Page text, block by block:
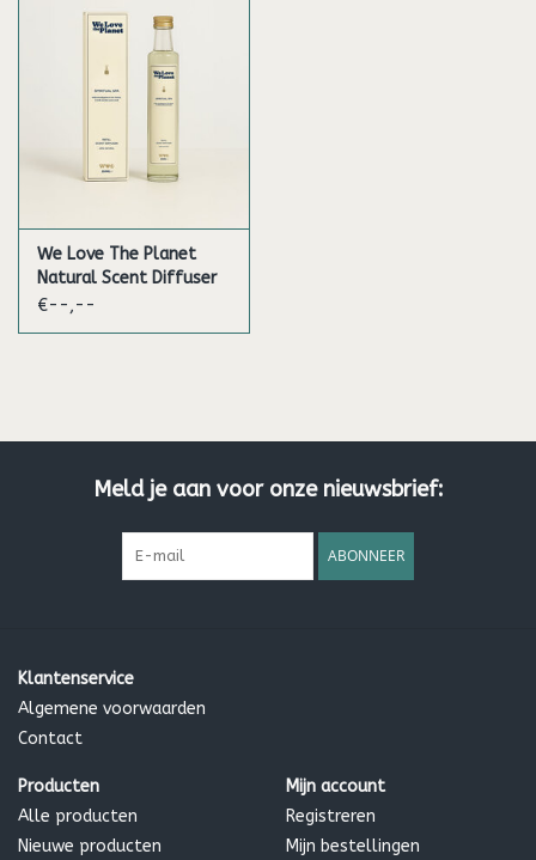
We Love The Planet
Natural Scent Diffuser
100 ml Spiritual Spa
€--,--
Meld je aan voor onze nieuwsbrief:
ABONNEER
Klantenservice
Algemene voorwaarden
Contact
Producten
Alle producten
Nieuwe producten
Mijn account
Registreren
Mijn bestellingen